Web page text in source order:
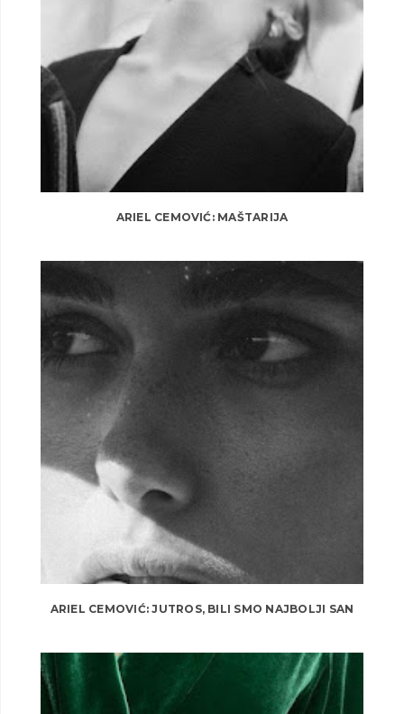
ARIEL CEMOVIĆ: MAŠTARIJA
ARIEL CEMOVIĆ: JUTROS, BILI SMO NAJBOLJI SAN